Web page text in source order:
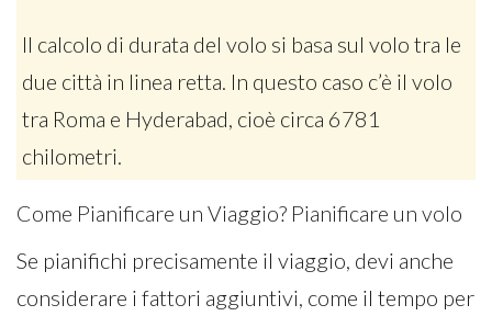
Il calcolo di durata del volo si basa sul volo tra le
due città in linea retta. In questo caso c’è il volo
tra Roma e Hyderabad, cioè circa 6781
chilometri.
Come Pianificare un Viaggio? Pianificare un volo
Se pianifichi precisamente il viaggio, devi anche
considerare i fattori aggiuntivi, come il tempo per